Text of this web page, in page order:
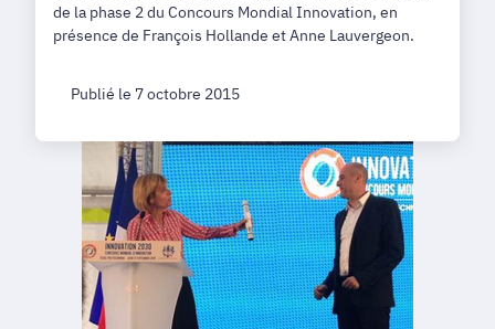
de la phase 2 du Concours Mondial Innovation, en
présence de François Hollande et Anne Lauvergeon.
Publié le 7 octobre 2015